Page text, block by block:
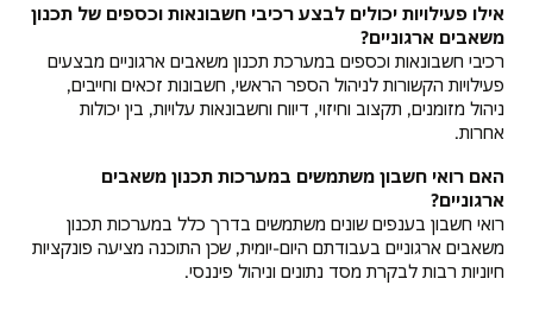
אילו פעילויות יכולים לבצע רכיבי חשבונאות וכספים של תכנון
משאבים ארגוניים?
רכיבי חשבונאות וכספים במערכת תכנון משאבים ארגוניים מבצעים
פעילויות הקשורות לניהול הספר הראשי, חשבונות זכאים וחייבים,
ניהול מזומנים, תקצוב וחיזוי, דיווח וחשבונאות עלויות, בין יכולות
אחרות.
האם רואי חשבון משתמשים במערכות תכנון משאבים
ארגוניים?
רואי חשבון בענפים שונים משתמשים בדרך כלל במערכות תכנון
משאבים ארגוניים בעבודתם היום-יומית, שכן התוכנה מציעה פונקציות
חיוניות רבות לבקרת מסד נתונים וניהול פיננסי.